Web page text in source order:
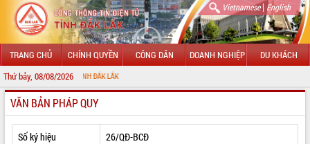
Vietnamese| English
TRANG CHỦ CHÍNH QUYỀN CÔNG DÂN DOANH NGHIỆP DU KHÁCH
Thứ bảy, 08/08/2026
TIN ĐIỆN TỬ TỈNH ĐẮK LẮK
GIỚI THIỆU
LÃNH ĐẠO UBND TỈNH
VĂN BẢN PHÁP QUY
Số ký hiệu
26/QĐ-BCĐ